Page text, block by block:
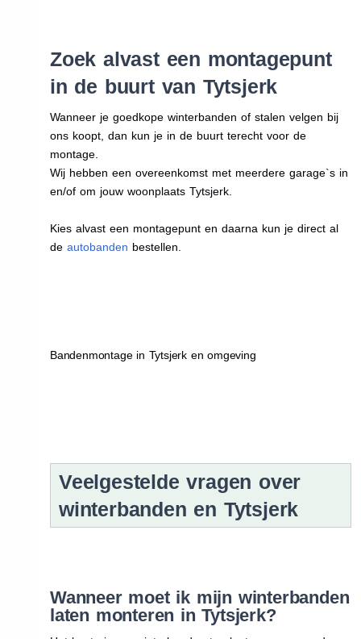
Zoek alvast een montagepunt
in de buurt van Tytsjerk
Wanneer je goedkope winterbanden of stalen velgen bij
ons koopt, dan kun je in de buurt terecht voor de
montage.
Wij hebben een overeenkomst met meerdere garage`s in
en/of om jouw woonplaats Tytsjerk.
Kies alvast een montagepunt en daarna kun je direct al
de autobanden bestellen.
Bandenmontage in Tytsjerk en omgeving
Veelgestelde vragen over
winterbanden en Tytsjerk
Wanneer moet ik mijn winterbanden
laten monteren in Tytsjerk?